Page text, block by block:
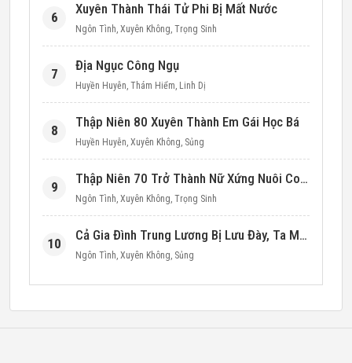
6
Xuyên Thành Thái Tử Phi Bị Mất Nước
Ngôn Tình, Xuyên Không, Trọng Sinh
7
Địa Ngục Công Ngụ
Huyền Huyễn, Thám Hiểm, Linh Dị
8
Thập Niên 80 Xuyên Thành Em Gái Học Bá
Huyền Huyễn, Xuyên Không, Sủng
9
Thập Niên 70 Trở Thành Nữ Xứng Nuôi Con Làm Giàu
Ngôn Tình, Xuyên Không, Trọng Sinh
10
Cả Gia Đình Trung Lương Bị Lưu Đày, Ta Mang Không Gian Cứu Cả Nhà
Ngôn Tình, Xuyên Không, Sủng